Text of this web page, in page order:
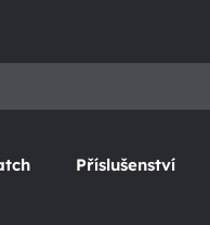
Příslušenství